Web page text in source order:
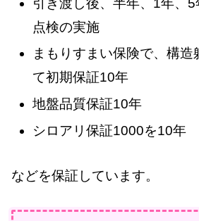
点検の実施
まもりすまい保険で、構造
て初期保証10年
地盤品質保証10年
シロアリ保証1000を10年
などを保証しています。